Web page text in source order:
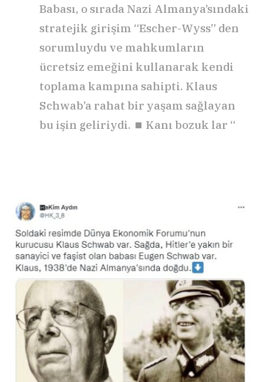
Babası, o sırada Nazi Almanya’sındaki
stratejik girişim “Escher-Wyss” den
sorumluydu ve mahkumların
ücretsiz emeğini kullanarak kendi
toplama kampına sahipti. Klaus
Schwab’a rahat bir yaşam sağlayan
bu işin geliriydi. ⏹ Kanı bozuk lar “